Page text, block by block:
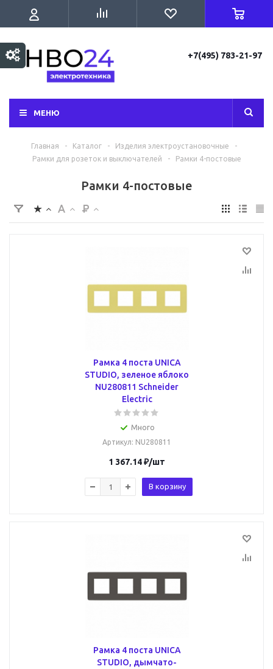
+7(495) 783-21-97
МЕНЮ
Главная - Каталог - Изделия электроустановочные
-
Рамки для розеток и выключателей
- Рамки 4-постовые
Рамки 4-постовые
Рамка 4 поста UNICA
STUDIO, зеленое яблоко
NU280811 Schneider
Electric
Много
Артикул: NU280811
1 367.14₽/шт
В корзину
Рамка 4 поста UNICA
STUDIO, дымчато-